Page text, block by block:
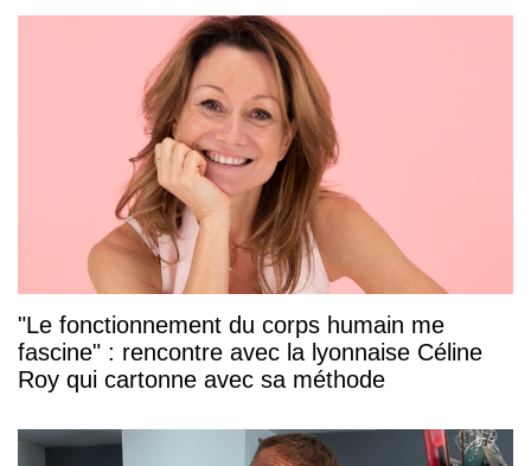
"Le fonctionnement du corps humain me
fascine" : rencontre avec la lyonnaise Céline
Roy qui cartonne avec sa méthode